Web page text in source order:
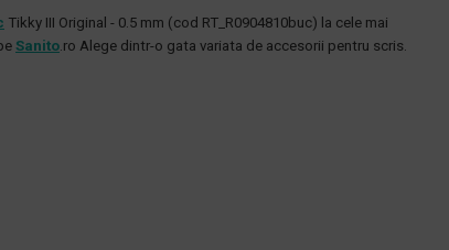
Tikky III Original - 0.5 mm (cod RT_R0904810buc) la cele mai
Sanito.ro Alege dintr-o gata variata de accesorii pentru scris.